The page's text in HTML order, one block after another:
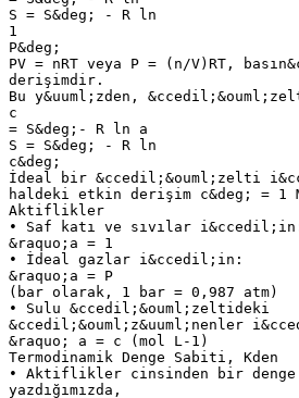
S = S&deg; - R ln
1
P&deg;
PV = nRT veya P = (n/V)RT,
derişimdir.
Bu y&uuml;zden,
c
= S&deg;- R ln a
S = S&deg; - R ln
c&deg;
İdeal bir &ccedil;&ouml;zelti
haldeki etkin derişim c&deg; = 1
Aktiflikler
• Saf katı ve sıvılar
&raquo;a = 1
• İdeal gazlar i&ccedil;in:
&raquo;a = P
(bar olarak, 1 bar = 0,987 atm)
• Sulu &ccedil;&ouml;zeltideki
&ccedil;&ouml;z&uuml;nenler
&raquo; a = c (mol L-1)
Termodinamik Denge Sabiti, Kden
• Aktiflikler cinsinden bir
yazdığımızda,